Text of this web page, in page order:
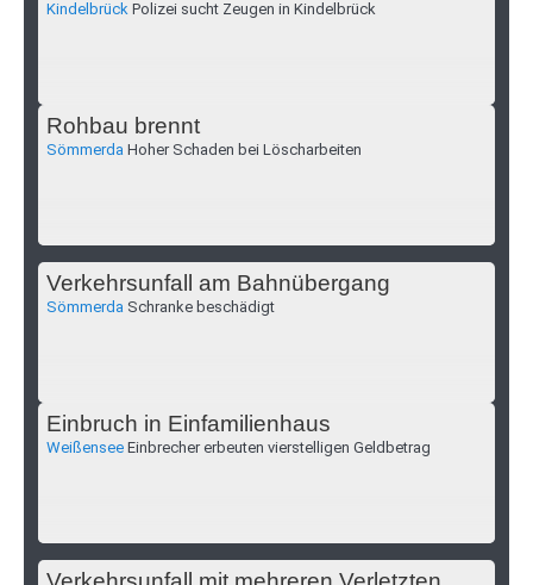
Kindelbrück Polizei sucht Zeugen in Kindelbrück
Rohbau brennt
Sömmerda Hoher Schaden bei Löscharbeiten
Verkehrsunfall am Bahnübergang
Sömmerda Schranke beschädigt
Einbruch in Einfamilienhaus
Weißensee Einbrecher erbeuten vierstelligen Geldbetrag